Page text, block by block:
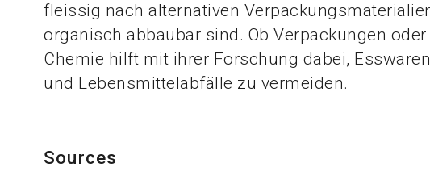
fleissig nach alternativen
organisch abbaubar sind. Ob Verpackungen
Chemie hilft mit ihrer Forschung dabei,
und Lebensmittelabfälle zu vermeiden.
Sources